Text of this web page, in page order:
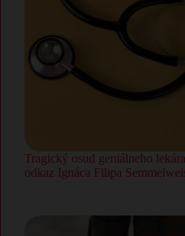
Tragický osud geniálneho
odkaz Ignáca Filipa